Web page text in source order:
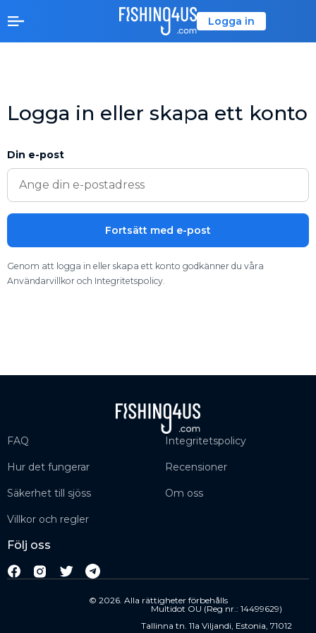
Logga in
Logga in eller skapa ett konto
Din e-post
Fortsätt med e-post
Genom att logga in eller skapa ett konto godkänner du våra
Användarvillkor och Integritetspolicy.
FAQ
Hur det fungerar
Säkerhet till sjöss
Villkor och regler
Integritetspolicy
Recensioner
Om oss
Följ oss
© 2026. Alla rättigheter förbehålls
Multidot OU (Reg nr.: 14499629)
Tallinna tn. 11a Viljandi, Estonia, 71012